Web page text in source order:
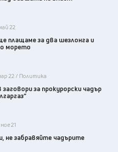
22
плащаме за два шезлонга и
морето
22 / Политика
за прокурорски чадър
21
не забравяйте чадърите